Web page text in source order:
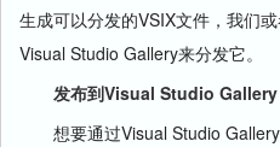
生成可以分发的VSIX文件，我们
Visual Studio Gallery来分发它。
发布到Visual Studio Gallery
想要通过Visual Studio Gallery